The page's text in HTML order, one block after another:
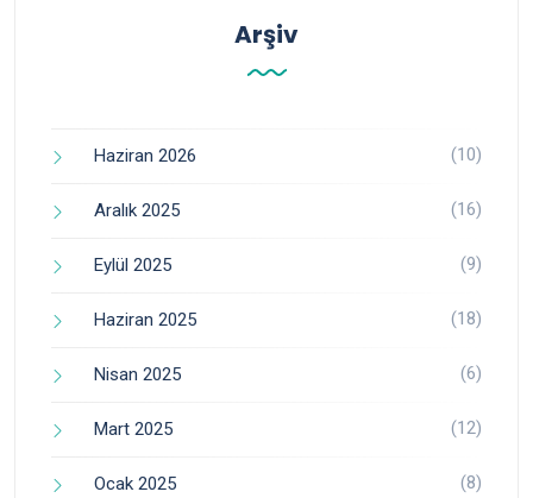
Arşiv
Haziran 2026 (10)
Aralık 2025 (16)
Eylül 2025 (9)
Haziran 2025 (18)
Nisan 2025 (6)
Mart 2025 (12)
Ocak 2025 (8)